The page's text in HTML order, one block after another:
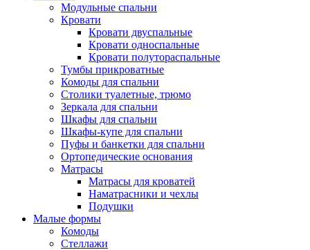
Модульные спальни
Кровати
Кровати двуспальные
Кровати односпальные
Кровати полутораспальные
Тумбы прикроватные
Комоды для спальни
Столики туалетные, трюмо
Зеркала для спальни
Шкафы для спальни
Шкафы-купе для спальни
Пуфы и банкетки для спальни
Ортопедические основания
Матрасы
Матрасы для кроватей
Наматрасники и чехлы
Подушки
Малые формы
Комоды
Стеллажи